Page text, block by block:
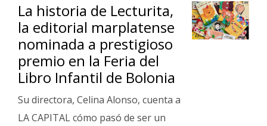
La historia de Lecturita,
la editorial marplatense
nominada a prestigioso
premio en la Feria del
Libro Infantil de Bolonia
Su directora, Celina Alonso, cuenta a
LA CAPITAL cómo pasó de ser un